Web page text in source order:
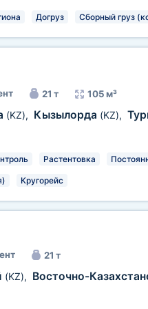
Догруз Сборный груз
21 т 105 м³
(KZ), Кызылорда (KZ),
Растентовка
Кругорейс
21 т
(KZ), Восточно-